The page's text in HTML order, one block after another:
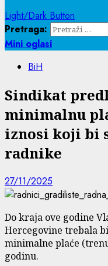
Light/Dark Button
Pretraga:
Mini oglasi
BiH
Sindikat
minimalnu
iznosi koji bi
radnike
27/11/2025
Do kraja ove godine
Hercegovine trebala
minimalne plaće
godinu.